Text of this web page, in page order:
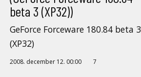
beta 3 (XP32))
GeForce Forceware 180.84 beta 3
(XP32)
2008. december 12. 00:00 7